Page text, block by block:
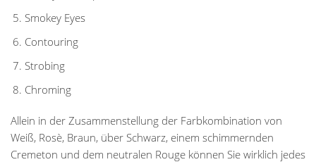
Smokey Eyes
Contouring
Strobing
Chroming
Allein in der Zusammenstellung der Farbkombination von
Weiß, Rosè, Braun, über Schwarz, einem schimmernden
Cremeton und dem neutralen Rouge können Sie wirklich jedes